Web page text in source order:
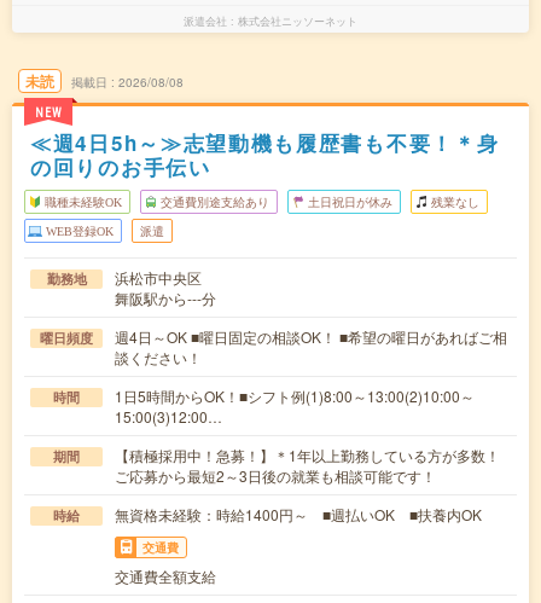
派遣会社 株式会社ニッソーネット
未読
NEW
掲載日 2026/08/08
≪週4日5h～≫志望動機も履歴書も不要！＊身
の回りのお手伝い
職種未経験OK 交通費別途支給あり 土日祝日が休み 残業なし
WEB登録OK 派遣
勤務地
浜松市中央区
舞阪駅から---分
曜日頻度
週4日～OK ■曜日固定の相談OK！ ■希望の曜日があればご相
談ください！
時間
1日5時間からOK！■シフト例(1)8:00～13:00(2)10:00～
15:00(3)12:00…
期間
【積極採用中！急募！】＊1年以上勤務している方が多数！
ご応募から最短2～3日後の就業も相談可能です！
時給 無資格未経験：時給1400円～ ■週払いOK ■扶養内OK
交通費
交通費全額支給